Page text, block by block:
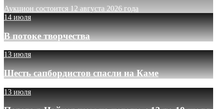
Аукцион состоится 12 августа 2026 года
14 июля
В потоке творчества
13 июля
Шесть сапбордистов спасли на Каме
13 июля